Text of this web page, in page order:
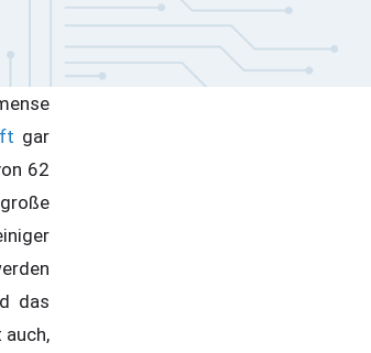
gar
62
das